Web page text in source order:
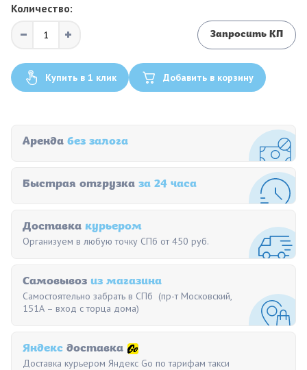
Количество:
Запросить КП
Купить в 1 клик Добавить в корзину
Аренда без залога
Быстрая отгрузка за 24 часа
Доставка курьером
Организуем в любую точку СПб от 450 руб.
Самовывоз из магазина
Самостоятельно забрать в СПб (пр-т Московский,
151А – вход с торца дома)
Яндекс доставка
Доставка курьером Яндекс Go по тарифам такси